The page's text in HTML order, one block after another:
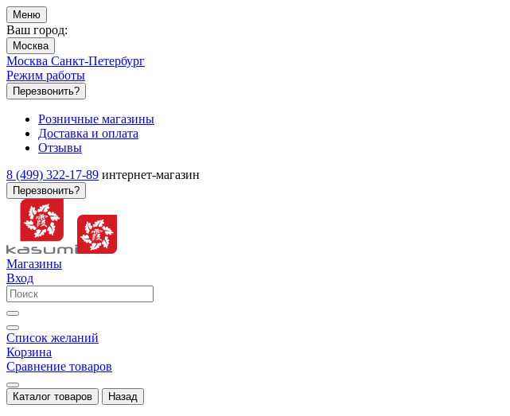
Меню
Ваш город:
Москва
Москва Санкт-Петербург
Режим работы
Перезвонить?
Розничные магазины
Доставка и оплата
Отзывы
8 (499) 322-17-89 интернет-магазин
Перезвонить?
Магазины
Вход
Список желаний
Корзина
Сравнение товаров
Каталог товаров Назад